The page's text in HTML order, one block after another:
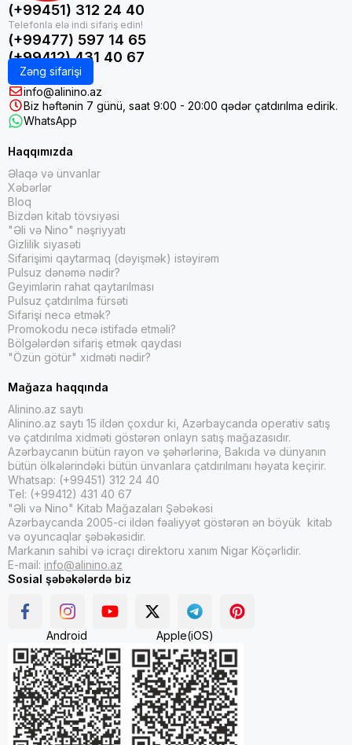
(+99451) 312 24 40
(+99477) 597 14 65
(+99412) 431 40 67
Zəng sifarişi
info@alinino.az
Biz həftənin 7 günü, saat 9:00 - 20:00 qədər çatdırılma edirik.
WhatsApp
Haqqımızda
Əlaqə və ünvanlar
Xəbərlər
Bloq
Bizdən kitab tövsiyəsi
"Əli və Nino" nəşriyyatı
Gizlilik siyasəti
Sifarişimi qaytarmaq (dəyişmək) istəyirəm
Pulsuz dənəmə nədir?
Geyimlərin rahat qaytarılması
Pulsuz çatdırılma fürsəti
Sifarişi necə etmək?
Promokodu necə istifadə etməli?
Bölgələrdən sifariş etmək qaydası
"Özün götür" xidməti nədir?
Mağaza haqqında
Alinino.az saytı
Alinino.az saytı 15 ildən çoxdur ki, Azərbaycanda operativ satış
və çatdırılma xidməti göstərən onlayn satış mağazasıdır.
Azərbaycanın bütün rayon və şəhərlərinə, Bakıda və dünyanın
bütün ölkələrindəki bütün ünvanlara çatdırılmanı həyata keçirir.
Whatsap: (+99451) 312 24 40
Tel: (+99412) 431 40 67
"Əli və Nino" Kitab Mağazaları Şəbəkəsi
Azərbaycanda 2005-ci ildən fəaliyyət göstərən ən böyük kitab
və oyuncaqlar şəbəkəsidir.
Markanın sahibi və icraçı direktoru xanım Nigar Köçərlidir.
E-mail: info@alinino.az
Sosial şəbəkələrdə biz
Android Apple(iOS)